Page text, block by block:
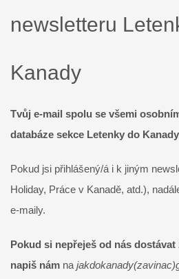
newsletteru
Kanady
Tvůj e-mail spolu se všemi
databáze sekce Letenky do
Pokud jsi přihlášený/á i k jiným
Holiday, Práce v Kanadě, atd.),
e-maily.
Pokud si nepřeješ od nás
napiš nám na